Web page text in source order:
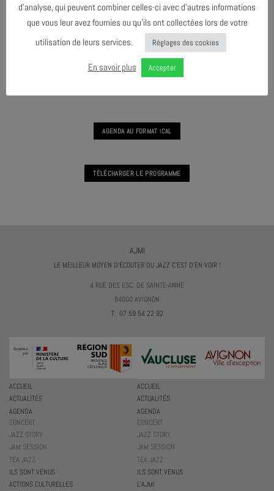
FÉVRIER 2025
AGENDA AU FORMATICAL
TÉLÉCHARGER LE PROGRAMME
AJMI
LE MEILLEUR MOYEN D'ÉCOUTER DU JAZZ C'EST D'EN VOIR !
4 RUE DES ESC. DE SAINTE-ANNE
84000 AVIGNON
T. 07 59 54 22 92
ACCUEIL
ACTUALITÉS
AGENDA
CONCERT
JAZZ STORY
JAM SESSION
TEA JAZZ
ILS SONT VENUS
ACCUEIL
ACTUALITÉS
AGENDA
CONCERT
JAZZ STORY
JAM SESSION
TEA JAZZ
ILS SONT VENUS
ACTIONS CULTURELLES
L’AJMI
d’analyse, qui peuvent combiner celles-ci avec d’autres informations
que vous leur avez fournies ou qu’ils ont collectées lors de votre
utilisation de leurs services.
Réglages des cookies
En savoir plus Accepter